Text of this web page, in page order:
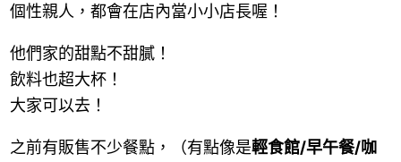
個性親人，都會在店內當小小店長喔！
他們家的甜點不甜膩！
飲料也超大杯！
大家可以去！
之前有販售不少餐點，（有點像是輕食館/早午餐/咖